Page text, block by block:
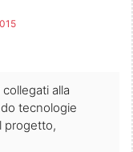
alla
tecnologie
progetto,